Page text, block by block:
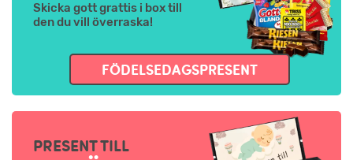
Skicka gott grattis i box till
den du vill överraska!
FÖDELSEDAGSPRESENT
PRESENT TILL